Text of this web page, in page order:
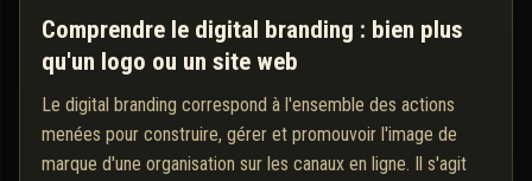
Comprendre le digital branding : bien plus
qu'un logo ou un site web
Le digital branding correspond à l'ensemble des actions
menées pour construire, gérer et promouvoir l'image de
marque d'une organisation sur les canaux en ligne. Il s'agit